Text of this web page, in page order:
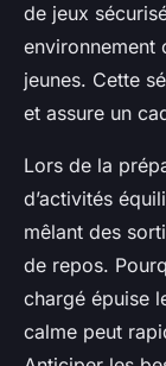
de jeux
environnement
jeunes. Cette
et assure un
Lors de la
d’activités
mêlant des
de repos.
chargé épuise
calme peut